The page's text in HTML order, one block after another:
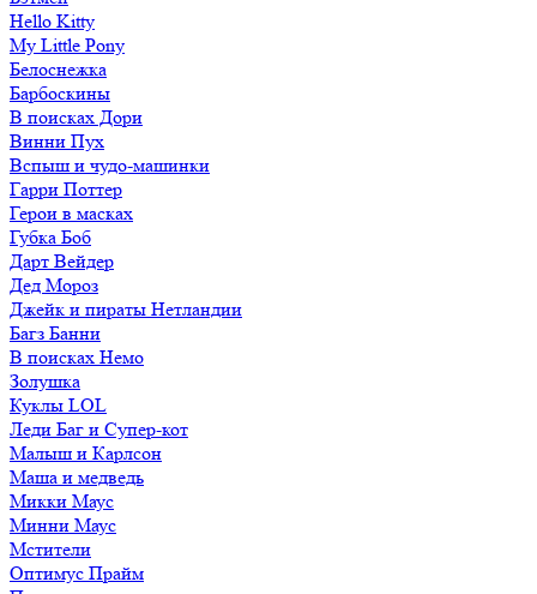
Hello Kitty
My Little Pony
Белоснежка
Барбоскины
В поисках Дори
Винни Пух
Вспыш и чудо-машинки
Гарри Поттер
Герои в масках
Губка Боб
Дарт Вейдер
Дед Мороз
Джейк и пираты Нетландии
Багз Банни
В поисках Немо
Золушка
Куклы LOL
Леди Баг и Супер-кот
Малыш и Карлсон
Маша и медведь
Микки Маус
Минни Маус
Мстители
Оптимус Прайм